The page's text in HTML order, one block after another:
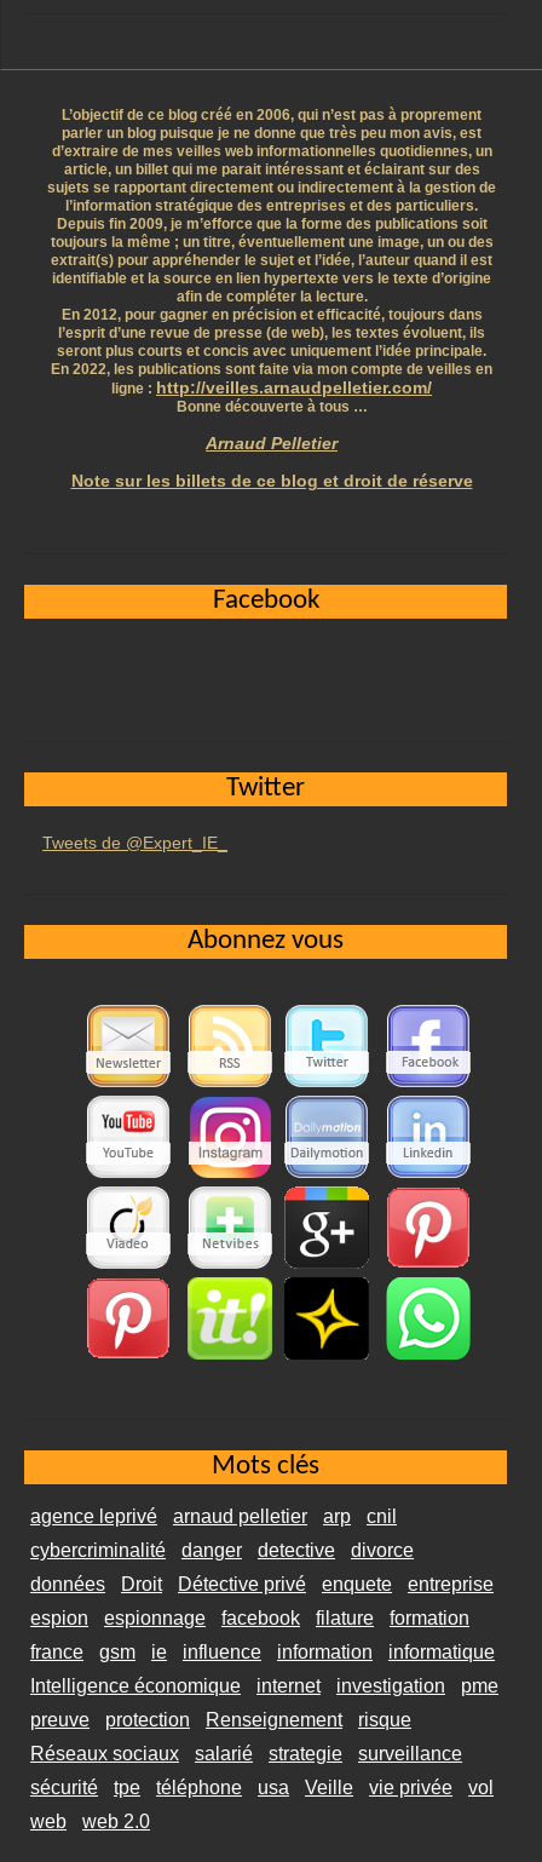
L’objectif de ce blog créé en 2006, qui n’est pas à proprement
parler un blog puisque je ne donne que très peu mon avis, est
d’extraire de mes veilles web informationnelles quotidiennes, un
article, un billet qui me parait intéressant et éclairant sur des
sujets se rapportant directement ou indirectement à la gestion de
l’information stratégique des entreprises et des particuliers.
Depuis fin 2009, je m’efforce que la forme des publications soit
toujours la même ; un titre, éventuellement une image, un ou des
extrait(s) pour appréhender le sujet et l’idée, l’auteur quand il est
identifiable et la source en lien hypertexte vers le texte d’origine
afin de compléter la lecture.
En 2012, pour gagner en précision et efficacité, toujours dans
l’esprit d’une revue de presse (de web), les textes évoluent, ils
seront plus courts et concis avec uniquement l’idée principale.
En 2022, les publications sont faite via mon compte de veilles en
ligne : http://veilles.arnaudpelletier.com/
Bonne découverte à tous …
Arnaud Pelletier
Note sur les billets de ce blog et droit de réserve
Facebook
Twitter
Tweets de @Expert_IE_
Abonnez vous
Mots clés
agence leprivé arnaud pelletier arp
cnil
cybercriminalité
danger detective
divorce
données
Droit Détective privé enquete
entreprise
espion
espionnage facebook filature
formation
france
gsm ie influence information
informatique
Intelligence économique
internet investigation
pme
preuve
protection Renseignement
risque
Réseaux sociaux
salarié strategie
surveillance
sécurité
tpe téléphone usa Veille vie privée
vol
web
web 2.0